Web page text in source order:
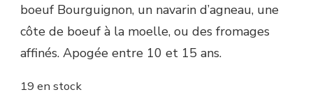
boeuf Bourguignon, un navarin d’agneau, une
côte de boeuf à la moelle, ou des fromages
affinés. Apogée entre 10 et 15 ans.
19 en stock